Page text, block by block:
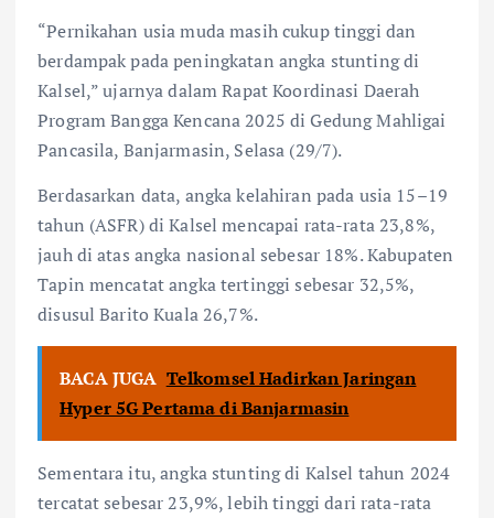
“Pernikahan usia muda masih cukup tinggi dan
berdampak pada peningkatan angka stunting di
Kalsel,” ujarnya dalam Rapat Koordinasi Daerah
Program Bangga Kencana 2025 di Gedung Mahligai
Pancasila, Banjarmasin, Selasa (29/7).
Berdasarkan data, angka kelahiran pada usia 15–19
tahun (ASFR) di Kalsel mencapai rata-rata 23,8%,
jauh di atas angka nasional sebesar 18%. Kabupaten
Tapin mencatat angka tertinggi sebesar 32,5%,
disusul Barito Kuala 26,7%.
BACA JUGA Telkomsel Hadirkan Jaringan
Hyper 5G Pertama di Banjarmasin
Sementara itu, angka stunting di Kalsel tahun 2024
tercatat sebesar 23,9%, lebih tinggi dari rata-rata